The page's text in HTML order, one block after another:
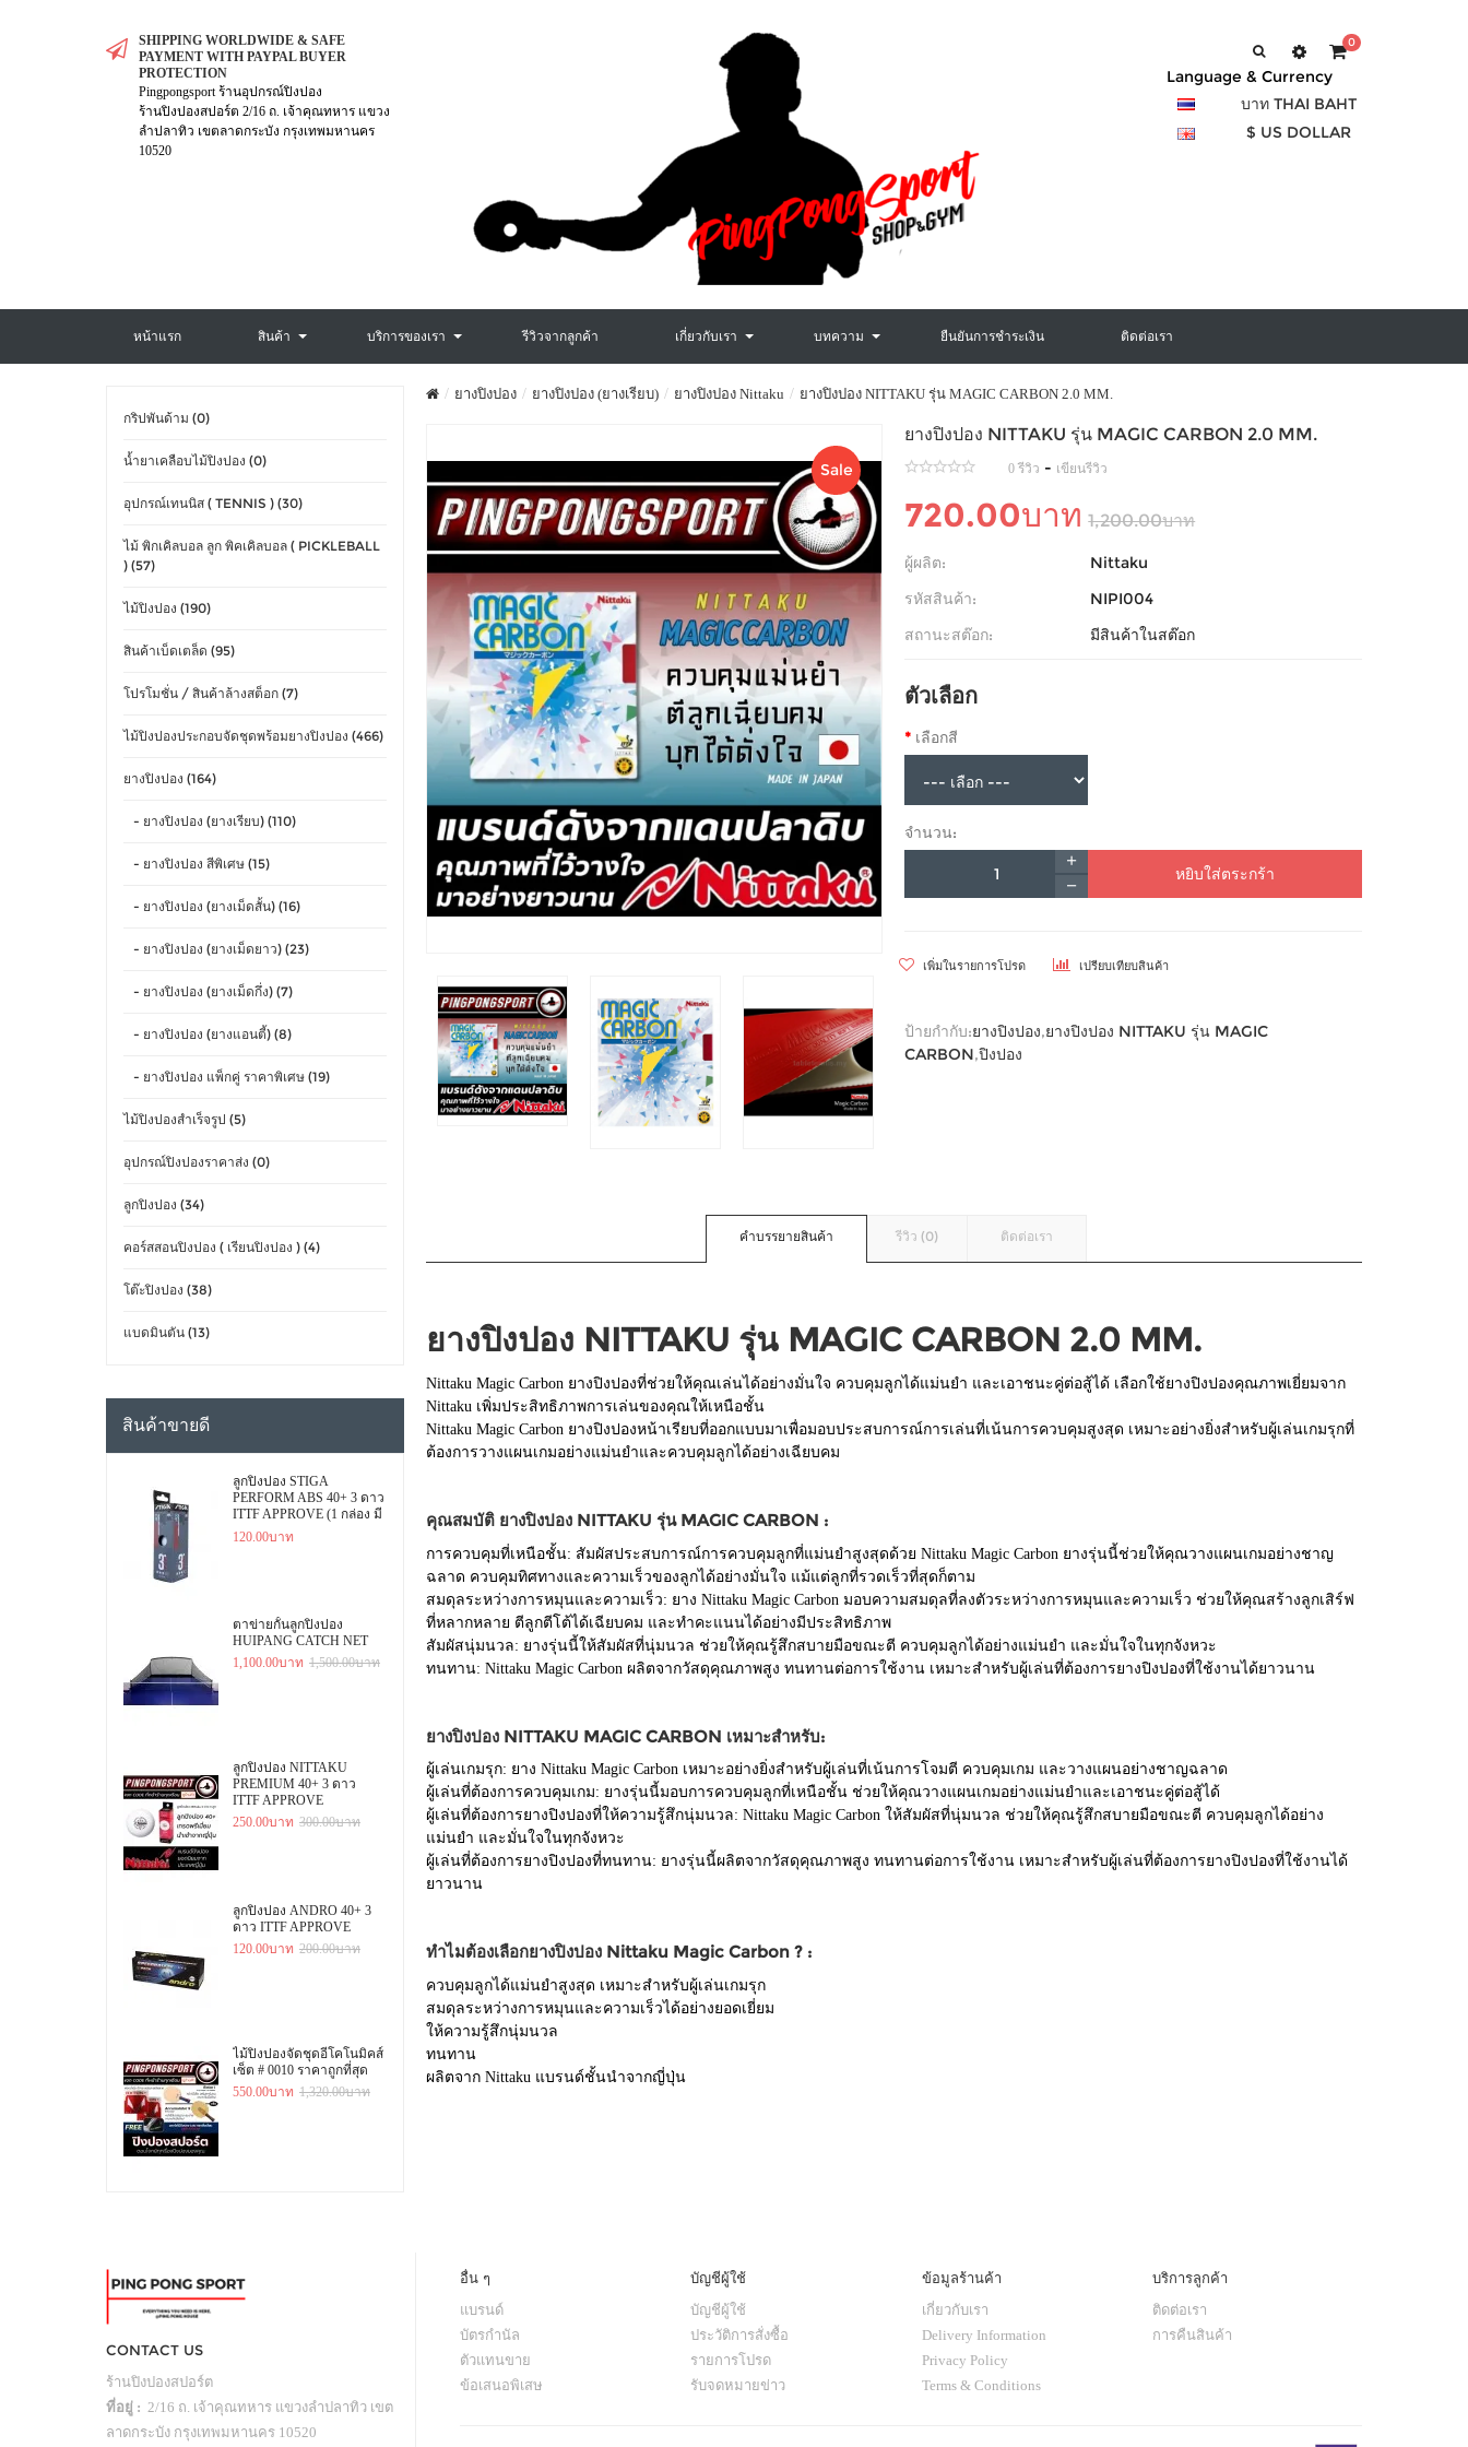
SHIPPING WORLDWIDE & SAFE
PAYMENT WITH PAYPAL BUYER
PROTECTION
Pingpongsport ร้านอุปกรณ์ปิงปอง
ร้านปิงปองสปอร์ต 2/16 ถ. เจ้าคุณทหาร แขวง
ลำปลาทิว เขตลาดกระบัง กรุงเทพมหานคร
10520
0
Language & Currency
บาท THAI BAHT
$ US DOLLAR
หน้าแรก สินค้า บริการของเรา รีวิวจากลูกค้า เกี่ยวกับเรา บทความ ยืนยันการชำระเงิน ติดต่อเรา
กริปพันด้าม (0)
น้ำยาเคลือบไม้ปิงปอง (0)
อุปกรณ์เทนนิส ( TENNIS ) (30)
ไม้ พิกเคิลบอล ลูก พิคเคิลบอล ( PICKLEBALL
) (57)
ไม้ปิงปอง (190)
สินค้าเบ็ดเตล็ด (95)
โปรโมชั่น / สินค้าล้างสต็อก (7)
ไม้ปิงปองประกอบจัดชุดพร้อมยางปิงปอง (466)
ยางปิงปอง (164)
- ยางปิงปอง (ยางเรียบ) (110)
- ยางปิงปอง สีพิเศษ (15)
- ยางปิงปอง (ยางเม็ดสั้น) (16)
- ยางปิงปอง (ยางเม็ดยาว) (23)
- ยางปิงปอง (ยางเม็ดกึ่ง) (7)
- ยางปิงปอง (ยางแอนตี้) (8)
- ยางปิงปอง แพ็กคู่ ราคาพิเศษ (19)
ไม้ปิงปองสำเร็จรูป (5)
อุปกรณ์ปิงปองราคาส่ง (0)
ลูกปิงปอง (34)
คอร์สสอนปิงปอง ( เรียนปิงปอง ) (4)
โต๊ะปิงปอง (38)
แบดมินตัน (13)
สินค้าขายดี
ลูกปิงปอง STIGA
PERFORM ABS 40+ 3 ดาว
ITTF APPROVE (1 กล่อง มี
3 ลูก)
120.00บาท
ตาข่ายกั้นลูกปิงปอง
HUIPANG CATCH NET
1,100.00บาท 1,500.00บาท
ลูกปิงปอง NITTAKU
PREMIUM 40+ 3 ดาว
ITTF APPROVE
250.00บาท 300.00บาท
ลูกปิงปอง ANDRO 40+ 3
ดาว ITTF APPROVE
120.00บาท 200.00บาท
ไม้ปิงปองจัดชุดอีโคโนมิคส์
เซ็ต # 0010 ราคาถูกที่สุด
550.00บาท 1,320.00บาท
ยางปิงปอง ยางปิงปอง (ยางเรียบ) ยางปิงปอง Nittaku ยางปิงปอง NITTAKU รุ่น MAGIC CARBON 2.0 MM.
Sale
ยางปิงปอง NITTAKU รุ่น MAGIC CARBON 2.0 MM.
0 รีวิว - เขียนรีวิว
720.00บาท 1,200.00บาท
ผู้ผลิต:
Nittaku
รหัสสินค้า:
NIPI004
สถานะสต๊อก:
มีสินค้าในสต๊อก
ตัวเลือก
เลือกสี
จำนวน:
หยิบใส่ตระกร้า
เพิ่มในรายการโปรด เปรียบเทียบสินค้า
ป้ายกำกับ:ยางปิงปอง,ยางปิงปอง NITTAKU รุ่น MAGIC
CARBON,ปิงปอง
คำบรรยายสินค้า รีวิว (0) ติดต่อเรา
ยางปิงปอง NITTAKU รุ่น MAGIC CARBON 2.0 MM.
Nittaku Magic Carbon ยางปิงปองที่ช่วยให้คุณเล่นได้อย่างมั่นใจ ควบคุมลูกได้แม่นยำ และเอาชนะคู่ต่อสู้ได้ เลือกใช้ยางปิงปองคุณภาพเยี่ยมจาก
Nittaku เพิ่มประสิทธิภาพการเล่นของคุณให้เหนือชั้น
Nittaku Magic Carbon ยางปิงปองหน้าเรียบที่ออกแบบมาเพื่อมอบประสบการณ์การเล่นที่เน้นการควบคุมสูงสุด เหมาะอย่างยิ่งสำหรับผู้เล่นเกมรุกที่
ต้องการวางแผนเกมอย่างแม่นยำและควบคุมลูกได้อย่างเฉียบคม
คุณสมบัติ ยางปิงปอง NITTAKU รุ่น MAGIC CARBON :
การควบคุมที่เหนือชั้น: สัมผัสประสบการณ์การควบคุมลูกที่แม่นยำสูงสุดด้วย Nittaku Magic Carbon ยางรุ่นนี้ช่วยให้คุณวางแผนเกมอย่างชาญ
ฉลาด ควบคุมทิศทางและความเร็วของลูกได้อย่างมั่นใจ แม้แต่ลูกที่รวดเร็วที่สุดก็ตาม
สมดุลระหว่างการหมุนและความเร็ว: ยาง Nittaku Magic Carbon มอบความสมดุลที่ลงตัวระหว่างการหมุนและความเร็ว ช่วยให้คุณสร้างลูกเสิร์ฟ
ที่หลากหลาย ตีลูกตีโต้ได้เฉียบคม และทำคะแนนได้อย่างมีประสิทธิภาพ
สัมผัสนุ่มนวล: ยางรุ่นนี้ให้สัมผัสที่นุ่มนวล ช่วยให้คุณรู้สึกสบายมือขณะตี ควบคุมลูกได้อย่างแม่นยำ และมั่นใจในทุกจังหวะ
ทนทาน: Nittaku Magic Carbon ผลิตจากวัสดุคุณภาพสูง ทนทานต่อการใช้งาน เหมาะสำหรับผู้เล่นที่ต้องการยางปิงปองที่ใช้งานได้ยาวนาน
ยางปิงปอง NITTAKU MAGIC CARBON เหมาะสำหรับ:
ผู้เล่นเกมรุก: ยาง Nittaku Magic Carbon เหมาะอย่างยิ่งสำหรับผู้เล่นที่เน้นการโจมตี ควบคุมเกม และวางแผนอย่างชาญฉลาด
ผู้เล่นที่ต้องการควบคุมเกม: ยางรุ่นนี้มอบการควบคุมลูกที่เหนือชั้น ช่วยให้คุณวางแผนเกมอย่างแม่นยำและเอาชนะคู่ต่อสู้ได้
ผู้เล่นที่ต้องการยางปิงปองที่ให้ความรู้สึกนุ่มนวล: Nittaku Magic Carbon ให้สัมผัสที่นุ่มนวล ช่วยให้คุณรู้สึกสบายมือขณะตี ควบคุมลูกได้อย่าง
แม่นยำ และมั่นใจในทุกจังหวะ
ผู้เล่นที่ต้องการยางปิงปองที่ทนทาน: ยางรุ่นนี้ผลิตจากวัสดุคุณภาพสูง ทนทานต่อการใช้งาน เหมาะสำหรับผู้เล่นที่ต้องการยางปิงปองที่ใช้งานได้
ยาวนาน
ทำไมต้องเลือกยางปิงปอง Nittaku Magic Carbon ? :
ควบคุมลูกได้แม่นยำสูงสุด เหมาะสำหรับผู้เล่นเกมรุก
สมดุลระหว่างการหมุนและความเร็วได้อย่างยอดเยี่ยม
ให้ความรู้สึกนุ่มนวล
ทนทาน
ผลิตจาก Nittaku แบรนด์ชั้นนำจากญี่ปุ่น
CONTACT US
ร้านปิงปองสปอร์ต
ที่อยู่ : 2/16 ถ. เจ้าคุณทหาร แขวงลำปลาทิว เขต
ลาดกระบัง กรุงเทพมหานคร 10520
อื่น ๆ
แบรนด์
บัตรกำนัล
ตัวแทนขาย
ข้อเสนอพิเสษ
บัญชีผู้ใช้
บัญชีผู้ใช้
ประวัติการสั่งซื้อ
รายการโปรด
รับจดหมายข่าว
ข้อมูลร้านค้า
เกี่ยวกับเรา
Delivery Information
Privacy Policy
Terms & Conditions
บริการลูกค้า
ติดต่อเรา
การคืนสินค้า